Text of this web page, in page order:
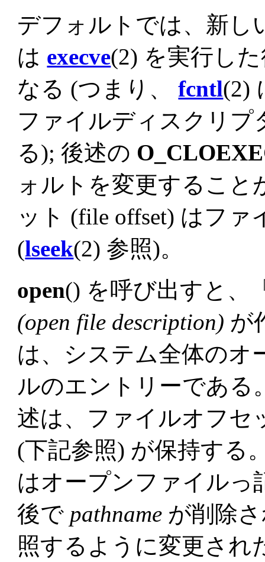
デフォルトでは、新し
は execve(2) を実行し
なる (つまり、fcntl(2)
ファイルディスクリプ
る); 後述の
ォルトを変更するこ
ット (file offset) はフ
(lseek(2) 参照)。
open() を呼び出すと、
(open file description) が
は、システム全体のオ
ルのエントリーである
述は、ファイルオフセ
(下記参照) が保持する
はオープンファイルっ
後で pathname が削除
照するように変更され